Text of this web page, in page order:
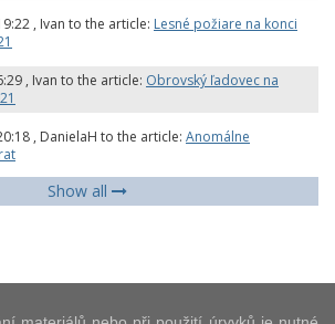
, Ivan to the article: Lesné požiare na konci
, Ivan to the article: Obrovský ľadovec na
, DanielaH to the article: Anomálne
Show all